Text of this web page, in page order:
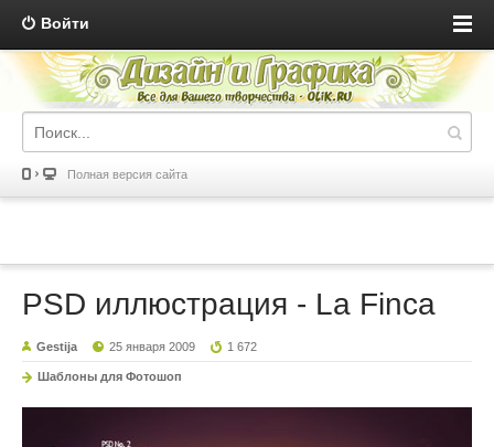
Войти
Полная версия сайта
PSD иллюстрация - La Finca
Gestija 25 января 2009 1 672
Шаблоны для Фотошоп